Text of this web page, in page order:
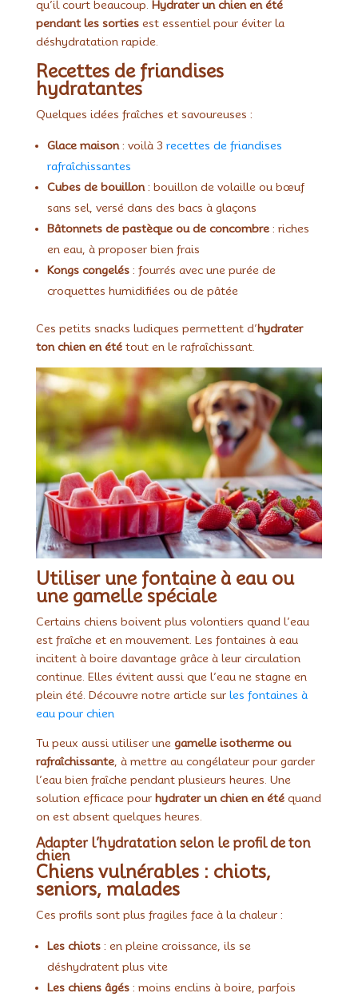
qu’il court beaucoup. Hydrater un chien en été
pendant les sortiesest essentiel pour éviter la
déshydratation rapide.
Recettes de friandises
hydratantes
Quelques idées fraîches et savoureuses :
Glace maison: voilà 3 recettes de friandises
rafraîchissantes
Cubes de bouillon: bouillon de volaille ou bœuf
sans sel, versé dans des bacs à glaçons
Bâtonnets de pastèque ou de concombre: riches
en eau, à proposer bien frais
Kongs congelés: fourrés avec une purée de
croquettes humidifiées ou de pâtée
Ces petits snacks ludiques permettent d’hydrater
ton chien en ététout en le rafraîchissant.
Utiliser une fontaine à eau ou
une gamelle spéciale
Certains chiens boivent plus volontiers quand l’eau
est fraîche et en mouvement. Les fontaines à eau
incitent à boire davantage grâce à leur circulation
continue. Elles évitent aussi que l’eau ne stagne en
plein été. Découvre notre article sur les fontaines à
eau pour chien
Tu peux aussi utiliser une gamelle isotherme ou
rafraîchissante, à mettre au congélateur pour garder
l’eau bien fraîche pendant plusieurs heures. Une
solution efficace pour hydrater un chien en étéquand
on est absent quelques heures.
Adapter l’hydratation selon le profil de ton
chien
Chiens vulnérables : chiots,
seniors, malades
Ces profils sont plus fragiles face à la chaleur :
Les chiots: en pleine croissance, ils se
déshydratent plus vite
Les chiens âgés: moins enclins à boire, parfois